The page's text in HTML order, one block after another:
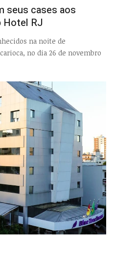
seus cases aos
Hotel RJ
na noite de
no dia 26 de novembro